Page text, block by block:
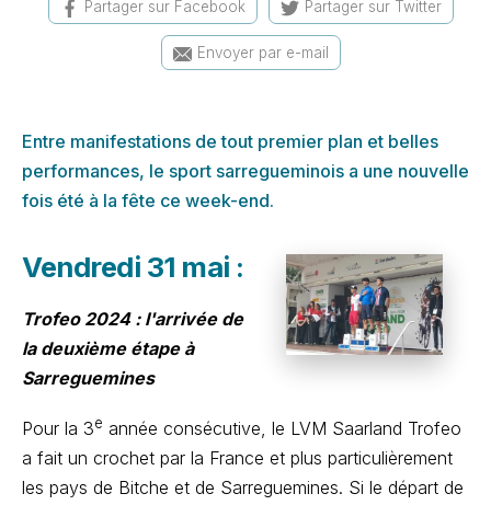
Partager sur Facebook Partager sur Twitter
Envoyer par e-mail
Entre manifestations de tout premier plan et belles
performances, le sport sarregueminois a une nouvelle
fois été à la fête ce week-end.
Vendredi 31 mai :
Trofeo 2024 : l'arrivée de
la deuxième étape à
Sarreguemines
Pour la 3e année consécutive, le LVM Saarland Trofeo
a fait un crochet par la France et plus particulièrement
les pays de Bitche et de Sarreguemines. Si le départ de